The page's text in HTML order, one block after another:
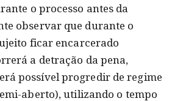
o processo antes da
observar que durante o
ficar encarcerado
a detração da pena,
possível progredir de regime
aberto), utilizando o tempo